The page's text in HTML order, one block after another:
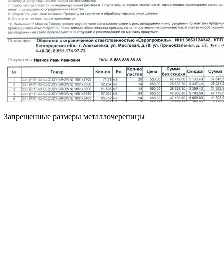
Запрещенные размеры металлочерепицы